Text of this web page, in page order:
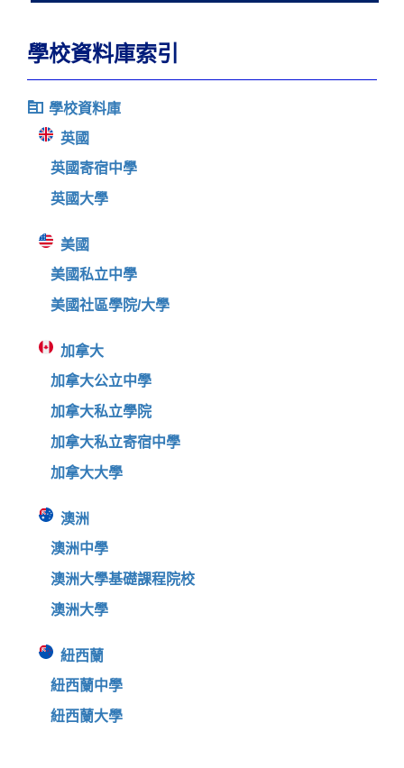
學校資料庫索引
學校資料庫
英國
英國寄宿中學
英國大學
美國
美國私立中學
美國社區學院/大學
加拿大
加拿大公立中學
加拿大私立學院
加拿大私立寄宿中學
加拿大大學
澳洲
澳洲中學
澳洲大學基礎課程院校
澳洲大學
紐西蘭
紐西蘭中學
紐西蘭大學